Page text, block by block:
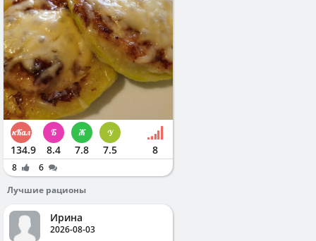
134.9 8.4 7.8 7.5 8
8
6
Лучшие рационы
Ирина
2026-08-03